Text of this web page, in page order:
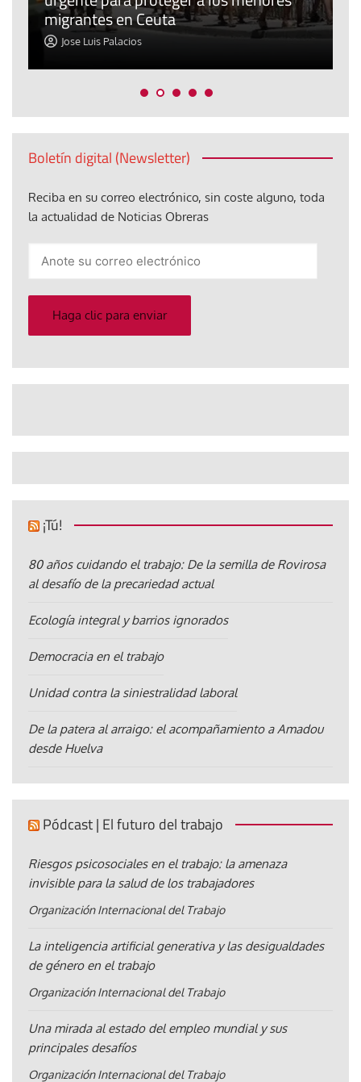
migrantes en Ceuta
Jose Luis Palacios
Boletín digital (Newsletter)
Reciba en su correo electrónico, sin coste alguno, toda
la actualidad de Noticias Obreras
electrónico
Haga clic para enviar
¡Tú!
80 años cuidando el trabajo: De la semilla de Rovirosa
al desafío de la precariedad actual
Ecología integral y barrios ignorados
Democracia en el trabajo
Unidad contra la siniestralidad laboral
De la patera al arraigo: el acompañamiento a Amadou
desde Huelva
Pódcast | El futuro del trabajo
Riesgos psicosociales en el trabajo: la amenaza
invisible para la salud de los trabajadores
Organización Internacional del Trabajo
La inteligencia artificial generativa y las desigualdades
de género en el trabajo
Organización Internacional del Trabajo
Una mirada al estado del empleo mundial y sus
principales desafíos
Organización Internacional del Trabajo